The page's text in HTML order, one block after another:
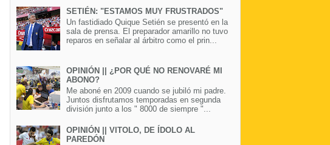
SETIÉN: "ESTAMOS MUY FRUSTRADOS"
Un fastidiado Quique Setién se presentó en la
sala de prensa. El preparador amarillo no tuvo
reparos en señalar al árbitro como el prin...
OPINIÓN || ¿POR QUÉ NO RENOVARÉ MI
ABONO?
Me aboné en 2009 cuando se jubiló mi padre.
Juntos disfrutamos temporadas en segunda
división junto a los " 8000 de siempre "...
OPINIÓN || VITOLO, DE ÍDOLO AL
PAREDÓN